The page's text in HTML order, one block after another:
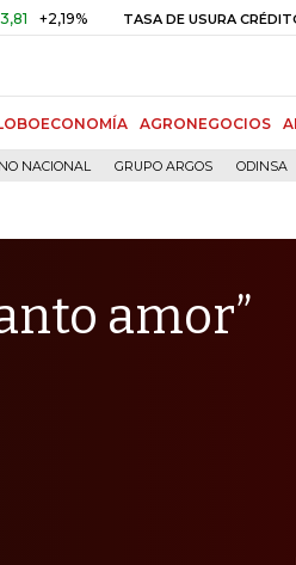
TASA DE USURA CRÉDITO
AGRONEGOCIOS
NACIONAL GRUPO ARGOS ODINSA
amor”